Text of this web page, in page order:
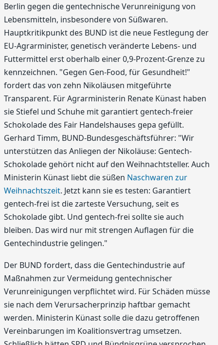
Berlin gegen die gentechnische Verunreinigung von
Lebensmitteln, insbesondere von Süßwaren.
Hauptkritikpunkt des BUND ist die neue Festlegung der
EU-Agrarminister, genetisch veränderte Lebens- und
Futtermittel erst oberhalb einer 0,9-Prozent-Grenze zu
kennzeichnen. "Gegen Gen-Food, für Gesundheit!"
fordert das von zehn Nikoläusen mitgeführte
Transparent. Für Agrarministerin Renate Künast haben
sie Stiefel und Schuhe mit garantiert gentech-freier
Schokolade des Fair Handelshauses gepa gefüllt.
Gerhard Timm, BUND-Bundesgeschäftsführer: "Wir
unterstützen das Anliegen der Nikoläuse: Gentech-
Schokolade gehört nicht auf den Weihnachtsteller. Auch
Ministerin Künast liebt die süßen Naschwaren zur
Weihnachtszeit. Jetzt kann sie es testen: Garantiert
gentech-frei ist die zarteste Versuchung, seit es
Schokolade gibt. Und gentech-frei sollte sie auch
bleiben. Das wird nur mit strengen Auflagen für die
Gentechindustrie gelingen."
Der BUND fordert, dass die Gentechindustrie auf
Maßnahmen zur Vermeidung gentechnischer
Verunreinigungen verpflichtet wird. Für Schäden müsse
sie nach dem Verursacherprinzip haftbar gemacht
werden. Ministerin Künast solle die dazu getroffenen
Vereinbarungen im Koalitionsvertrag umsetzen.